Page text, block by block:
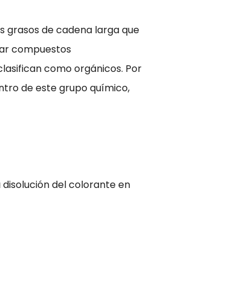
grasos de cadena larga que
compuestos
como orgánicos. Por
de este grupo químico,
del colorante en